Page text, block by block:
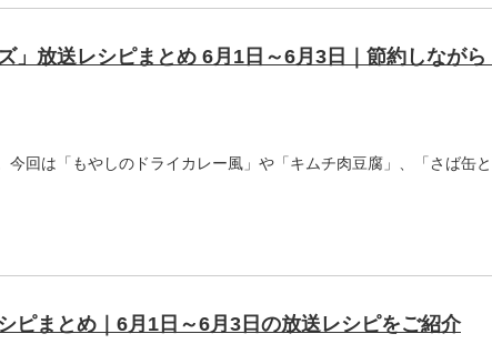
」放送レシピまとめ 6月1日～6月3日｜節約しなが
今回は「もやしのドライカレー風」や「キムチ肉豆腐」、「さば缶
ピまとめ｜6月1日～6月3日の放送レシピをご紹介